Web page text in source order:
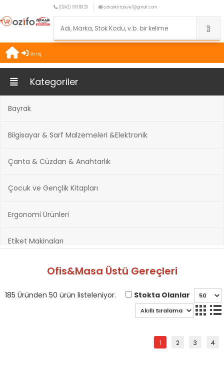
(0242) 513 89 20 ozkankirtasiye7@gmail.com
Giriş
Kategoriler
Bayrak
Bilgisayar & Sarf Malzemeleri &Elektronik
Çanta & Cüzdan & Anahtarlık
Çocuk ve Gençlik Kitapları
Ergonomi Ürünleri
Etiket Makinaları
Hazırlık Kitapları
Hobi ve Sanatsal Malzemeler
Ofis&Masa Üstü Gereçleri
185 Üründen 50 ürün listeleniyor. Stokta Olanlar
1 2 3 4